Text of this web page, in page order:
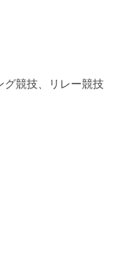
グ競技、リレー競技